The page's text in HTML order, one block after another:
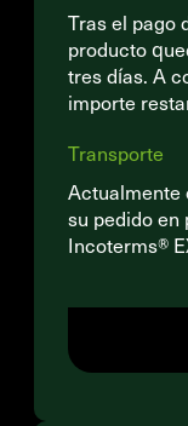
Tras el pago
producto
tres días. A
importe
Transporte
Actualmente
su pedido en
Incoterms®